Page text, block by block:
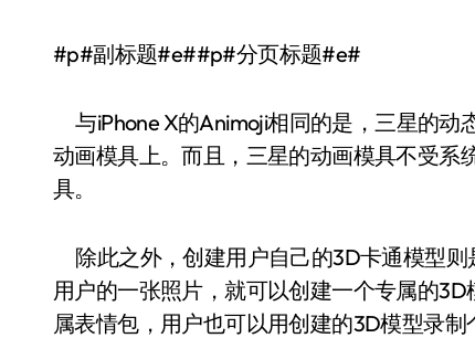
#p#副标题#e##p#分页标题#e#
与iPhone X的Animoji相同的是，三星的动
动画模具上。而且，三星的动画模具不受系
具。
除此之外，创建用户自己的3D卡通模型则
用户的一张照片，就可以创建一个专属的
属表情包，用户也可以用创建的3D模型录